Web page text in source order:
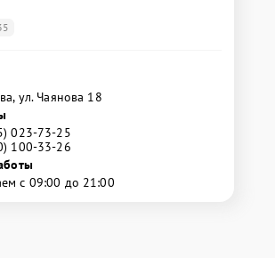
ул. Чаянова 18
023-73-25
100-33-26
с 09:00 до 21:00